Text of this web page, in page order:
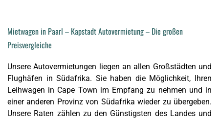
Mietwagen in Paarl – Kapstadt Autovermietung – Die großen
Preisvergleiche
Unsere Autovermietungen liegen an allen Großstädten und
Flughäfen in Südafrika. Sie haben die Möglichkeit, Ihren
Leihwagen in Cape Town im Empfang zu nehmen und in
einer anderen Provinz von Südafrika wieder zu übergeben.
Unsere Raten zählen zu den Günstigsten des Landes und